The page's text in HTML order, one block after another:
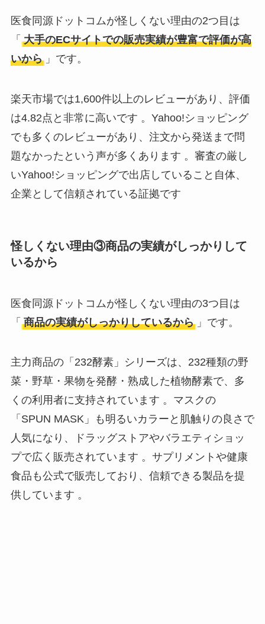
医食同源ドットコムが怪しくない理由の2つ目は
「 大手のECサイトでの販売実績が豊富で評価が高
いから 」です。
楽天市場では1,600件以上のレビューがあり、評価
は4.82点と非常に高いです 。Yahoo!ショッピング
でも多くのレビューがあり、注文から発送まで問
題なかったという声が多くあります 。審査の厳し
いYahoo!ショッピングで出店していること自体、
企業として信頼されている証拠です
怪しくない理由③商品の実績がしっかりして
いるから
医食同源ドットコムが怪しくない理由の3つ目は
「 商品の実績がしっかりしているから 」です。
主力商品の「232酵素」シリーズは、232種類の野
菜・野草・果物を発酵・熟成した植物酵素で、多
くの利用者に支持されています 。マスクの
「SPUN MASK」も明るいカラーと肌触りの良さで
人気になり、ドラッグストアやバラエティショッ
プで広く販売されています 。サプリメントや健康
食品も公式で販売しており、信頼できる製品を提
供しています 。